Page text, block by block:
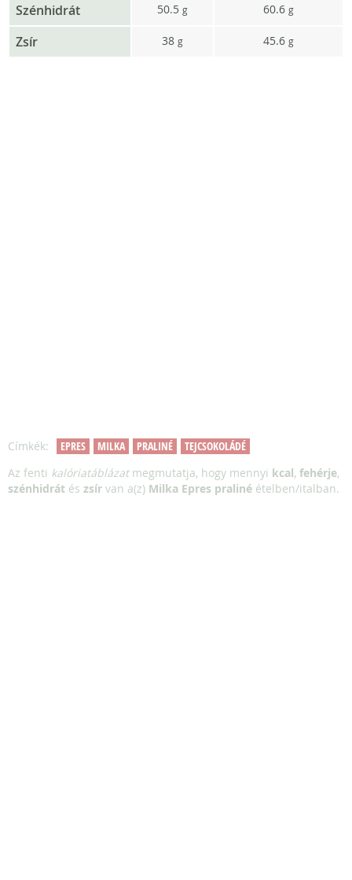
Szénhidrát 50.5 g 60.6 g
Zsír 38 g 45.6 g
Címkék: EPRES MILKA PRALINÉ
TEJCSOKOLÁDÉ
Az fenti kalóriatáblázatmegmutatja, hogy mennyi kcal, fehérje,
szénhidrát és zsír van a(z) Milka Epres praliné ételben/italban.